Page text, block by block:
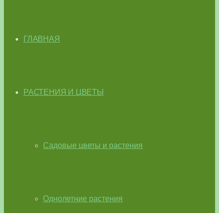
ГЛАВНАЯ
РАСТЕНИЯ И ЦВЕТЫ
Садовые цветы и растения
Однолетние растения